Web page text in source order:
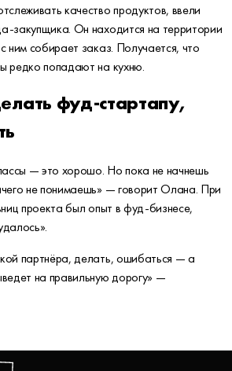
качество продуктов, ввели
закупщика. Он находится на территории
ним собирает заказ. Получается, что
редко попадают на кухню.
фуд-стартапу,
— это хорошо. Но пока не начнешь
не понимаешь» — говорит Олана. При
проекта был опыт в фуд-бизнесе,
партнёра, делать, ошибаться — а
на правильную дорогу» —